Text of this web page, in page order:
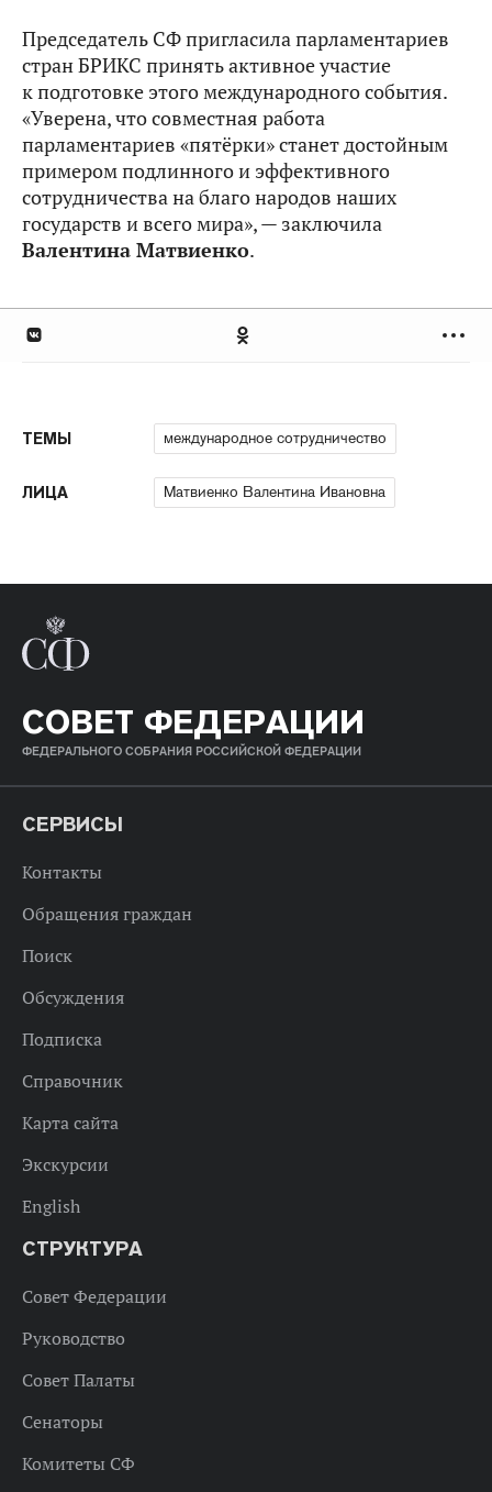
Председатель СФ пригласила парламентариев
стран БРИКС принять активное участие
к подготовке этого международного события.
«Уверена, что совместная работа
парламентариев «пятёрки» станет достойным
примером подлинного и эффективного
сотрудничества на благо народов наших
государств и всего мира», — заключила
Валентина Матвиенко.
ТЕМЫ международное сотрудничество
ЛИЦА Матвиенко Валентина Ивановна
СОВЕТ ФЕДЕРАЦИИ
ФЕДЕРАЛЬНОГО СОБРАНИЯ РОССИЙСКОЙ ФЕДЕРАЦИИ
СЕРВИСЫ
Контакты
Обращения граждан
Поиск
Обсуждения
Подписка
Справочник
Карта сайта
Экскурсии
English
СТРУКТУРА
Совет Федерации
Руководство
Совет Палаты
Сенаторы
Комитеты СФ